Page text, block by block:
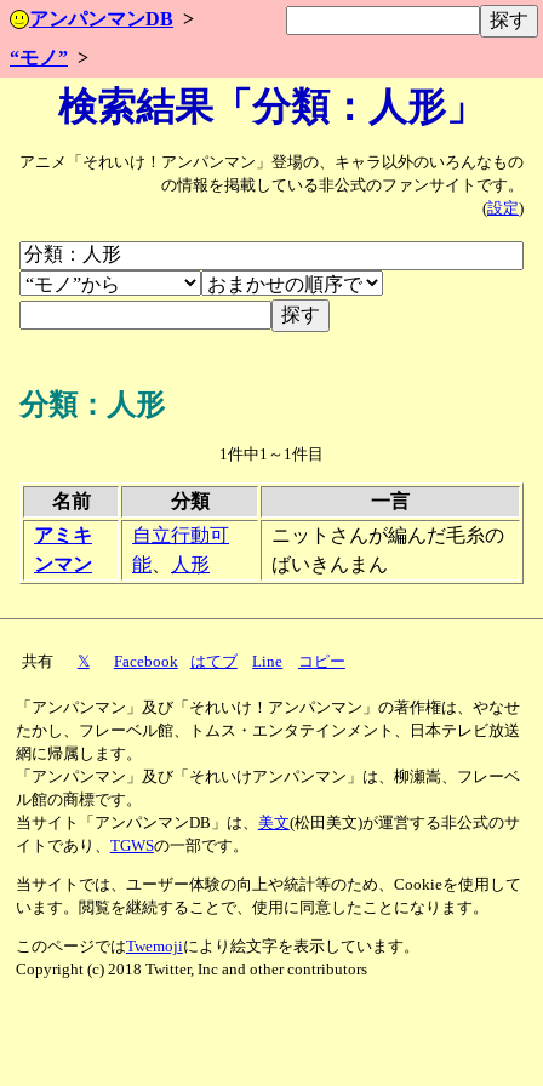
アンパンマンDB
“モノ”
検索結果「分類：人形」
アニメ「それいけ！アンパンマン」登場の、キャラ以外のいろんなもの
の情報を掲載している非公式のファンサイトです。
(設定)
分類：人形
1件中1～1件目
名前 分類
一言
アミキ
ンマン
自立行動可
能
人形
ニットさんが編んだ毛糸の
ばいきんまん
共有 𝕏 Facebook はてブ Line コピー
「アンパンマン」及び「それいけ！アンパンマン」の著作権は、やなせ
たかし、フレーベル館、トムス・エンタテインメント、日本テレビ放送
網に帰属します。
「アンパンマン」及び「それいけアンパンマン」は、柳瀬嵩、フレーベ
ル館の商標です。
当サイト「アンパンマンDB」は、 美文(松田美文)が運営する非公式のサ
イトであり、 TGWSの一部です。
当サイトでは、ユーザー体験の向上や統計等のため、Cookieを使用して
います。閲覧を継続することで、使用に同意したことになります。
このページではTwemojiにより絵文字を表示しています。
Copyright (c) 2018 Twitter, Inc and other contributors